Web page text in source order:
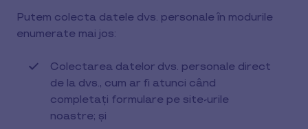
Putem colecta datele dvs. personale în modurile
enumerate mai jos:
Colectarea datelor dvs. personale direct
de la dvs., cum ar fi atunci când
completați formulare pe site-urile
noastre; și